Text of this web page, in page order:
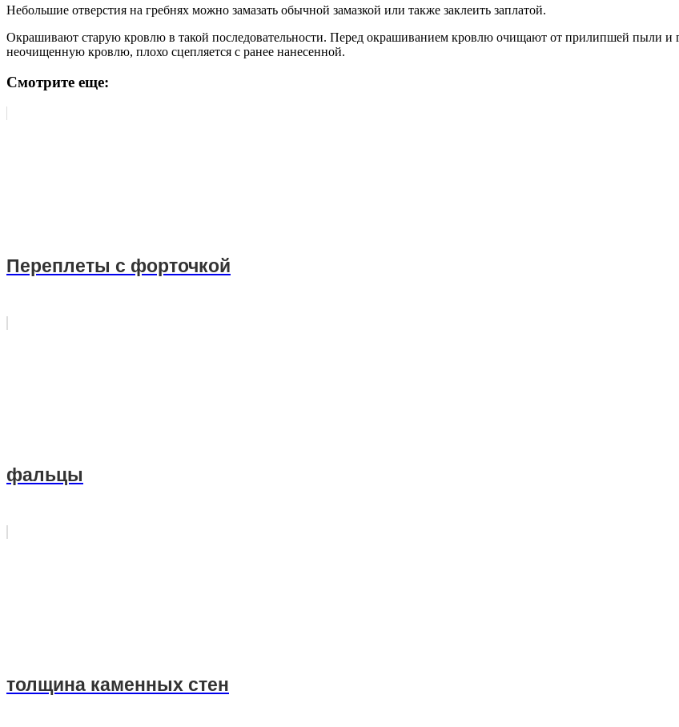
Небольшие отверстия на гребнях можно замазать обычной замазкой или также заклеить заплатой.
Окрашивают старую кровлю в такой последовательности. Перед окрашиванием кровлю очищают от прилипшей пыли и
неочищенную кровлю, плохо сцепляется с ранее нанесенной.
Смотрите еще:
Переплеты с форточкой
фальцы
толщина каменных стен